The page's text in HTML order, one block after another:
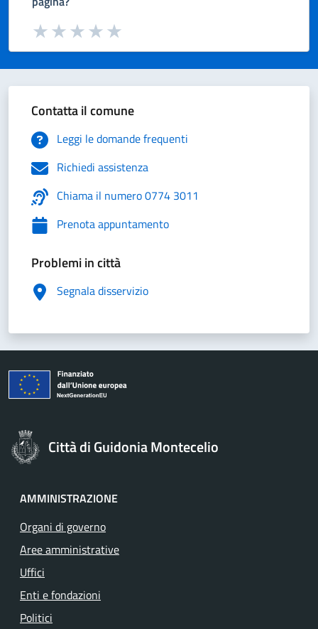
Valuta da 1 a 5 stelle la pagina
Valuta 5 stelle su 5
Valuta 4 stelle su 5
Valuta 3 stelle su 5
Valuta 2 stelle su 5
Valuta 1 stelle su 5
Contatta il comune
Leggi le domande frequenti
Richiedi assistenza
Chiama il numero 0774 3011
Prenota appuntamento
Problemi in città
Segnala disservizio
Città di Guidonia Montecelio
AMMINISTRAZIONE
Organi di governo
Aree amministrative
Uffici
Enti e fondazioni
Politici